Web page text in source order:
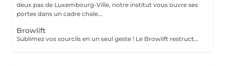
deux pas de Luxembourg-Ville, notre institut vous ouvre ses
portes dans un cadre chale...
Browlift
Sublimez vos sourcils en un seul geste ! Le Browlift restructure et redessine vos sourcils pour un effet lifté, naturel et harmonieux. Le soin Bo Repaire nourrit et fortifie vos poils, tandis que la teinture apporte intensité et uniformité pour un résultat éclatant. Prestation rapide et efficace en seulement 45 minutes pour des sourcils parfaitement définis, soignés et irrésistibles !